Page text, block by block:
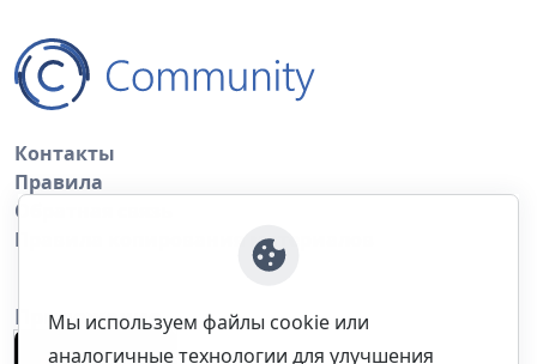
Контакты
Правила
Обратная связь
Правила копирования материалов
Приложение
Мы используем файлы cookie или
аналогичные технологии для улучшения